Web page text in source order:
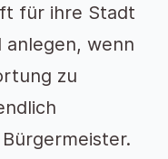
für ihre Stadt
anlegen, wenn
zu